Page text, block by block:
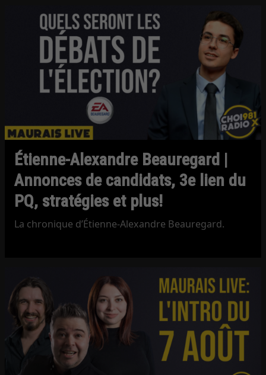
Étienne-Alexandre Beauregard |
Annonces de candidats, 3e lien du
PQ, stratégies et plus!
La chronique d’Étienne-Alexandre Beauregard.